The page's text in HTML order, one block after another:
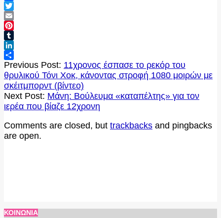
Facebook
Twitter
Email
Pinterest
Tumblr
LinkedIn
Μοιραστείτε
2020-
05-
12
Previous Post: 11χρονος έσπασε το ρεκόρ του
θρυλικού Τόνι Χοκ, κάνοντας στροφή 1080 μοιρών με
σκέιτμπορντ (βίντεο)
Next Post: Μάνη: Βούλευμα «καταπέλτης» για τον
ιερέα που βίαζε 12χρονη
Comments are closed, but trackbacks and pingbacks
are open.
ΚΟΙΝΩΝΊΑ